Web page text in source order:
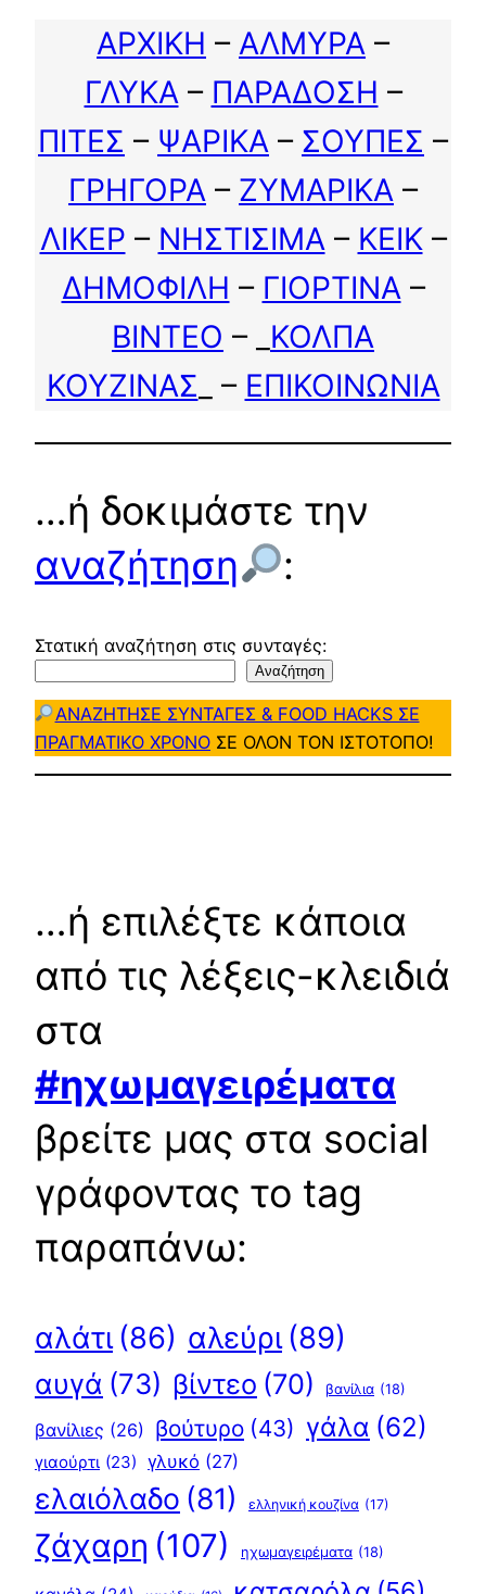
ΑΡΧΙΚΗ – ΑΛΜΥΡΑ –
ΓΛΥΚΑ– ΠΑΡΑΔΟΣΗ –
ΠΙΤΕΣ – ΨΑΡΙΚΑ – ΣΟΥΠΕΣ –
ΓΡΗΓΟΡΑ – ΖΥΜΑΡΙΚΑ –
ΛΙΚΕΡ – ΝΗΣΤΙΣΙΜΑ– ΚΕΙΚ–
ΔΗΜΟΦΙΛΗ – ΓΙΟΡΤΙΝΑ–
ΒΙΝΤΕΟ – _ ΚΟΛΠΑ
ΚΟΥΖΙΝΑΣ _ – ΕΠΙΚΟΙΝΩΝΙΑ
…ή δοκιμάστε την
αναζήτηση
:
Στατική αναζήτηση στις συνταγές:
Αναζήτηση
ΑΝΑΖΗΤΗΣΕ ΣΥΝΤΑΓΕΣ & FOOD HACKS ΣΕ
ΠΡΑΓΜΑΤΙΚΟ ΧΡΟΝΟ ΣΕ ΟΛΟΝ ΤΟΝ ΙΣΤΟΤΟΠΟ!
…ή επιλέξτε κάποια
από τις λέξεις-κλειδιά
στα
#ηχωμαγειρέματα
βρείτε μας στα social
γράφοντας το tag
παραπάνω:
αλάτι (86) αλεύρι (89)
αυγά (73) βίντεο (70) βανίλια (18)
βανίλιες (26) βούτυρο (43) γάλα (62)
γιαούρτι (23) γλυκό (27)
ελαιόλαδο (81) ελληνική κουζίνα (17)
ζάχαρη (107) ηχωμαγειρέματα (18)